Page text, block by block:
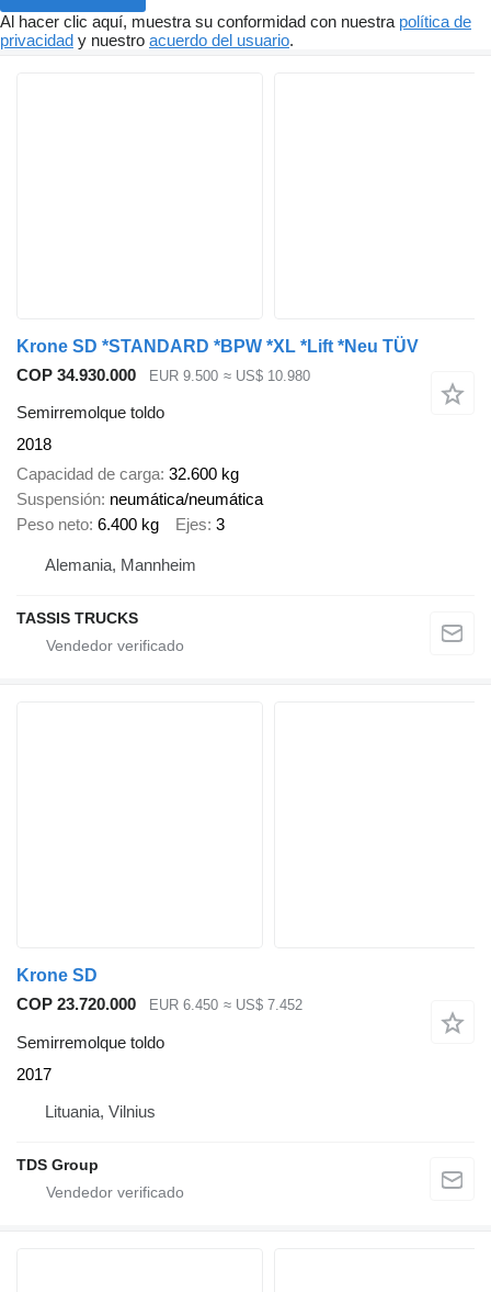
Al hacer clic aquí, muestra su conformidad con nuestra política de
privacidad y nuestro acuerdo del usuario.
Krone SD *STANDARD *BPW *XL *Lift *Neu TÜV
COP 34.930.000
EUR 9.500 ≈ US$ 10.980
Semirremolque toldo
2018
Capacidad de carga 32.600 kg
Suspensión neumática/neumática
Peso neto 6.400 kg Ejes 3
Alemania, Mannheim
TASSIS TRUCKS
Krone SD
COP 23.720.000
EUR 6.450 ≈ US$ 7.452
Semirremolque toldo
2017
Lituania, Vilnius
TDS Group